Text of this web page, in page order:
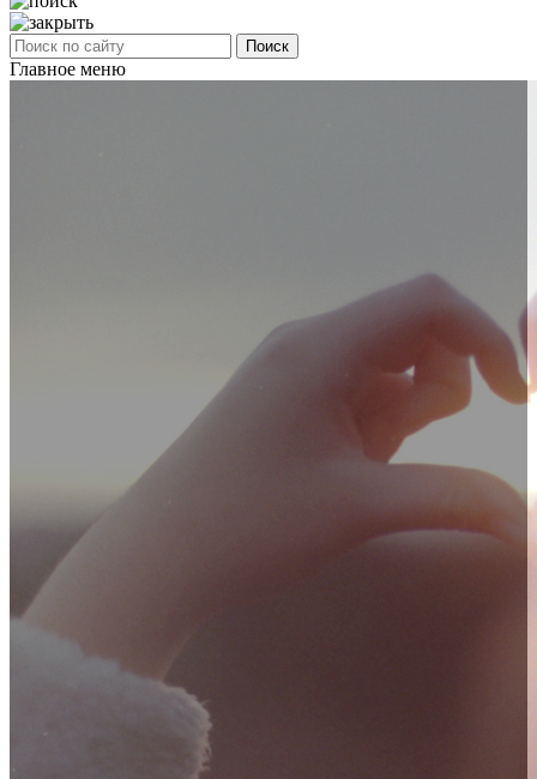
Поиск
Главное меню